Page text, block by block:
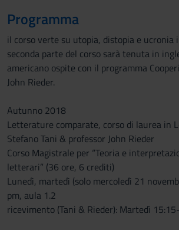
Programma
il corso verte su utopia, distopia e
seconda parte del corso sarà tenuta in
americano ospite con il programma
John Rieder.
Autunno 2018
Letterature comparate, corso di laurea in
Stefano Tani & professor John Rieder
Corso Magistrale per “Teoria e
letterari” (36 ore, 6 crediti)
Lunedì, martedì (solo mercoledì 21
pm, aula 1.2
ricevimento (Tani & Rieder): Martedì